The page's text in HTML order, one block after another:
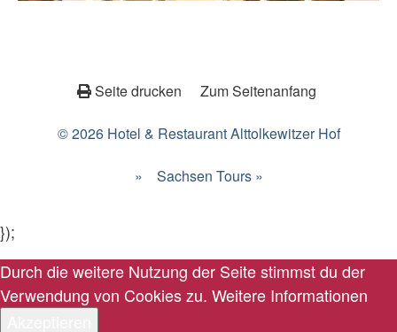
Seite drucken Zum Seitenanfang
© 2026 Hotel & Restaurant Alttolkewitzer Hof
» Sachsen Tours »
});
Durch die weitere Nutzung der Seite stimmst du der
Verwendung von Cookies zu. Weitere Informationen